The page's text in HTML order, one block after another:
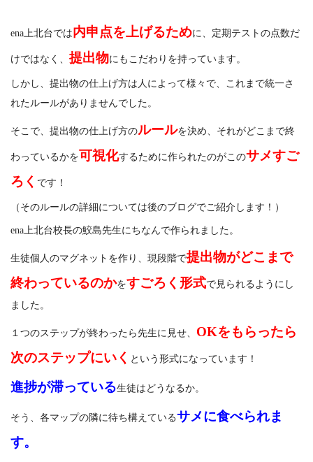
ena上北台では内申点を上げるために、定期テストの点数だ
けではなく、 提出物にもこだわりを持っています。
しかし、提出物の仕上げ方は人によって様々で、これまで統一さ
れたルールがありませんでした。
そこで、提出物の仕上げ方のルールを決め、それがどこまで終
わっているかを可視化するために作られたのがこのサメすご
ろく です！
（そのルールの詳細については後のブログでご紹介します！）
ena上北台校長の鮫島先生にちなんで作られました。
生徒個人のマグネットを作り、現段階で提出物がどこまで
終わっているのかをすごろく形式で見られるようにし
ました。
１つのステップが終わったら先生に見せ、 OKをもらったら
次のステップにいく という形式になっています！
進捗が滞っている生徒はどうなるか。
そう、各マップの隣に待ち構えているサメに食べられま
す。